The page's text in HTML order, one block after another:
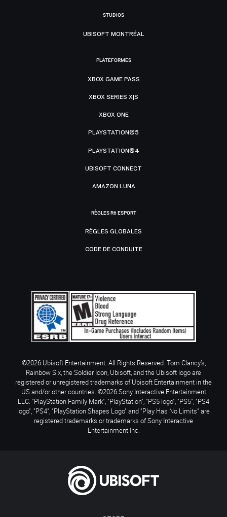
STUDIOS
UBISOFT MONTRÉAL
PLATEFORMES
XBOX GAME PASS
XBOX SERIES X|S
XBOX ONE
PLAYSTATION®5
PLAYSTATION®4
UBISOFT CONNECT
AMAZON LUNA
RÈGLES R6 ESPORT
RÈGLES GLOBALES
CODE DE CONDUITE
©2026 Ubisoft Entertainment. All Rights Reserved. Tom Clancy’s,
Rainbow Six, the Soldier Icon, Ubisoft, and the Ubisoft logo are
registered or unregistered trademarks of Ubisoft Entertainment in the
US and/or other countries. ©2026 Sony Interactive Entertainment
LLC. "PlayStation Family Mark", "PlayStation", "PS5 logo", "PS5", "PS4
logo", "PS4", "PlayStation Shapes Logo" and "Play Has No Limits" are
registered trademarks or trademarks of Sony Interactive
Entertainment Inc.